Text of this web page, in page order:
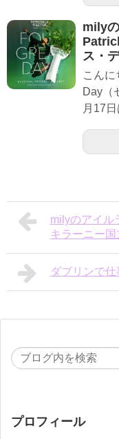
mily
ス・デ
こん
Day（
月17
milyのアイル
キラーニー国
ダブリンで
プロフィール